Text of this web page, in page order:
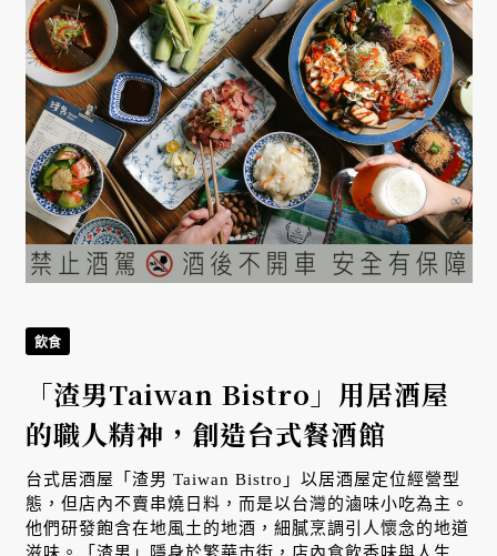
飲食
「渣男Taiwan Bistro」用居酒屋
的職人精神，創造台式餐酒館
台式居酒屋「渣男 Taiwan Bistro」以居酒屋定位經營型
態，但店內不賣串燒日料，而是以台灣的滷味小吃為主。
他們研發飽含在地風土的地酒，細膩烹調引人懷念的地道